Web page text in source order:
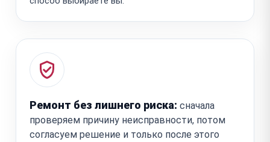
Ремонт без лишнего риска: сначала
проверяем причину неисправности, потом
согласуем решение и только после этого